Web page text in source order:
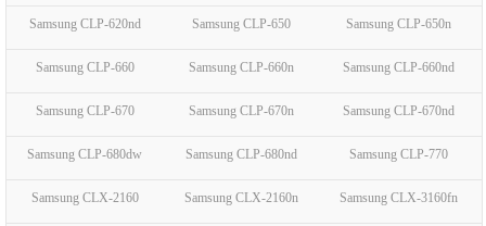
Samsung CLP-620nd Samsung CLP-650 Samsung CLP-650n
Samsung CLP-660 Samsung CLP-660n Samsung CLP-660nd
Samsung CLP-670 Samsung CLP-670n Samsung CLP-670nd
Samsung CLP-680dw Samsung CLP-680nd Samsung CLP-770
Samsung CLX-2160 Samsung CLX-2160n Samsung CLX-3160fn